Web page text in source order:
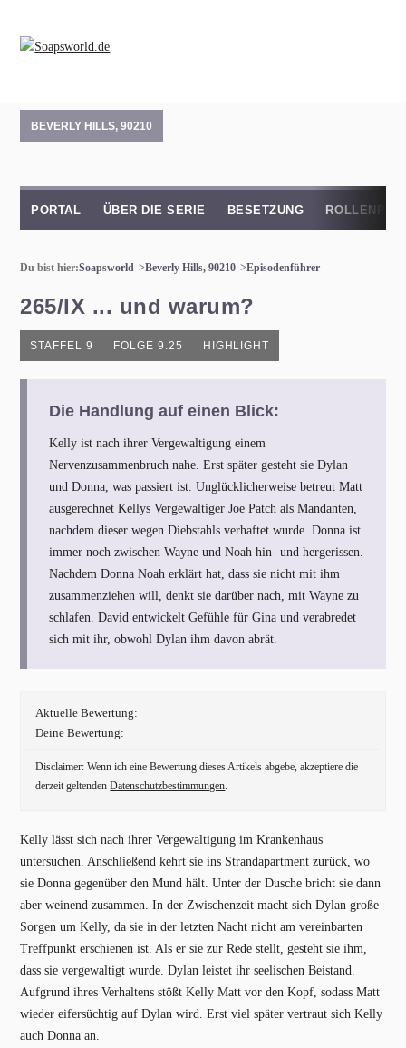
BEVERLY HILLS, 90210
PORTAL ÜBER DIE SERIE BESETZUNG
Du bist hier:Soapsworld Beverly Hills, 90210 Episodenführer
265/IX ... und warum?
STAFFEL 9 FOLGE 9.25 HIGHLIGHT
Die Handlung auf einen Blick:
Kelly ist nach ihrer Vergewaltigung einem
Nervenzusammenbruch nahe. Erst später gesteht sie Dylan
und Donna, was passiert ist. Unglücklicherweise betreut Matt
ausgerechnet Kellys Vergewaltiger Joe Patch als Mandanten,
nachdem dieser wegen Diebstahls verhaftet wurde. Donna ist
immer noch zwischen Wayne und Noah hin- und hergerissen.
Nachdem Donna Noah erklärt hat, dass sie nicht mit ihm
zusammenziehen will, denkt sie darüber nach, mit Wayne zu
schlafen. David entwickelt Gefühle für Gina und verabredet
sich mit ihr, obwohl Dylan ihm davon abrät.
Aktuelle Bewertung:
Deine Bewertung:
Disclaimer: Wenn ich eine Bewertung dieses Artikels abgebe, akzeptiere die
derzeit geltendenDatenschutzbestimmungen.
Kelly lässt sich nach ihrer Vergewaltigung im Krankenhaus
untersuchen. Anschließend kehrt sie ins Strandapartment zurück, wo
sie Donna gegenüber den Mund hält. Unter der Dusche bricht sie dann
aber weinend zusammen. In der Zwischenzeit macht sich Dylan große
Sorgen um Kelly, da sie in der letzten Nacht nicht am vereinbarten
Treffpunkt erschienen ist. Als er sie zur Rede stellt, gesteht sie ihm,
dass sie vergewaltigt wurde. Dylan leistet ihr seelischen Beistand.
Aufgrund ihres Verhaltens stößt Kelly Matt vor den Kopf, sodass Matt
wieder eifersüchtig auf Dylan wird. Erst viel später vertraut sich Kelly
auch Donna an.